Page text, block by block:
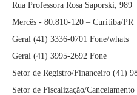
Rua Professora Rosa Saporski, 989
Mercês - 80.810-120 – Curitiba/PR
Geral (41) 3336-0701 Fone/whats
Geral (41) 3995-2692 Fone
Setor de Registro/Financeiro (41)
Setor de Fiscalização/